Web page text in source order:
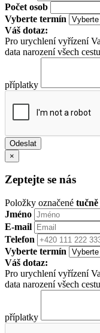
Počet osob
Vyberte termín
Váš dotaz:
Pro urychlení vyřízení
data narození všech
příplatky
×
Zeptejte se nás
Položky označené tučně
Jméno
E-mail
Telefon
Vyberte termín
Váš dotaz:
Pro urychlení vyřízení
data narození všech
příplatky